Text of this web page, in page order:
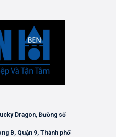
Dragon, Đường số
B, Quận 9, Thành phố